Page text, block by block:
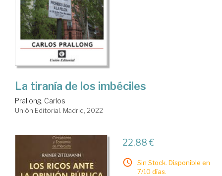
La tiranía de los imbéciles
Prallong, Carlos
Unión Editorial. Madrid, 2022
22,88 €
Sin Stock. Disponible en
7/10 días.